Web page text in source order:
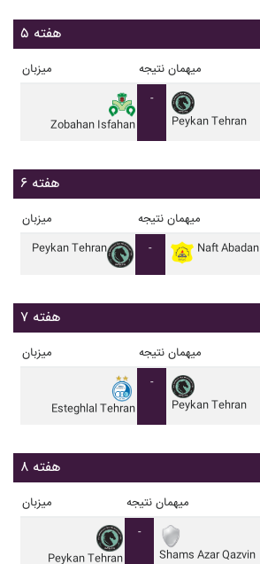
هفته ۵
میزبان نتیجه میهمان
Zobahan Isfahan
-
Peykan Tehran
هفته ۶
میزبان نتیجه میهمان
Peykan Tehran - Naft Abadan
هفته ۷
میزبان نتیجه میهمان
Esteghlal Tehran
-
Peykan Tehran
هفته ۸
میزبان نتیجه میهمان
Peykan Tehran
-
Shams Azar Qazvin